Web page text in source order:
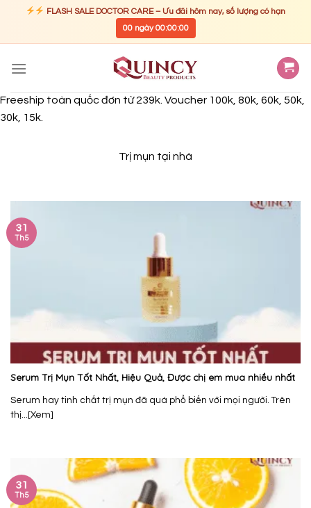
FLASH SALE DOCTOR CARE – Ưu đãi hôm nay, số lượng có hạn
00ngày00:00:00
Freeship toàn quốc đơn từ 239k. Voucher 100k, 80k, 60k, 50k,
30k, 15k.
Trị mụn tại nhà
Serum Trị Mụn Tốt Nhất, Hiệu Quả, Được chị em mua nhiều nhất
Serum hay tinh chất trị mụn đã quá phổ biến với mọi người. Trên
thị...[Xem]
31
Th5
31
Th5